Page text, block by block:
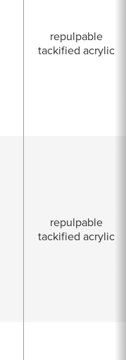
repulpable
tackified acrylic
repulpable
tackified acrylic